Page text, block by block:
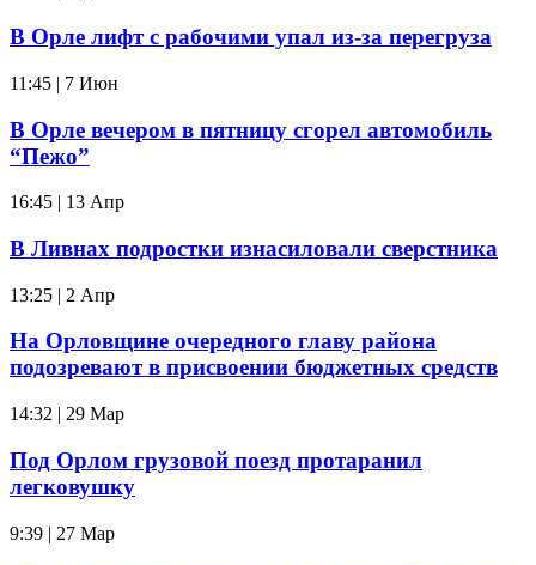
В Орле лифт с рабочими упал из-за перегруза
11:45 | 7 Июн
В Орле вечером в пятницу сгорел автомобиль
“Пежо”
16:45 | 13 Апр
В Ливнах подростки изнасиловали сверстника
13:25 | 2 Апр
На Орловщине очередного главу района
подозревают в присвоении бюджетных средств
14:32 | 29 Мар
Под Орлом грузовой поезд протаранил
легковушку
9:39 | 27 Мар